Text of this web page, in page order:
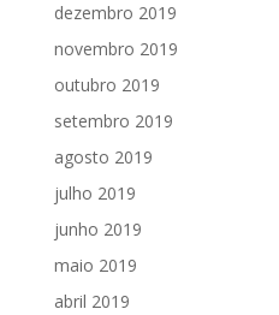
dezembro 2019
novembro 2019
outubro 2019
setembro 2019
agosto 2019
julho 2019
junho 2019
maio 2019
abril 2019